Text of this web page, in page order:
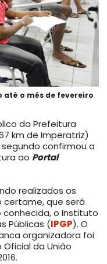
até o mês de fevereiro
da Prefeitura
km de Imperatriz)
confirmou a
ao Portal
realizados os
que será
o Instituto
Públicas (IPGP). O
organizadora foi
da União